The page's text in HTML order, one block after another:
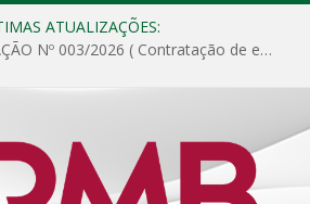
ATUALIZAÇÕES:
DISPENSA DE LICITAÇÃO Nº 003/2026 ( Contratação de empresa para fornecimento de gêneros alimentícios não perecíveis, materiais de expediente, descartáveis, copa e cozinha, para análise e posterior publicação.)